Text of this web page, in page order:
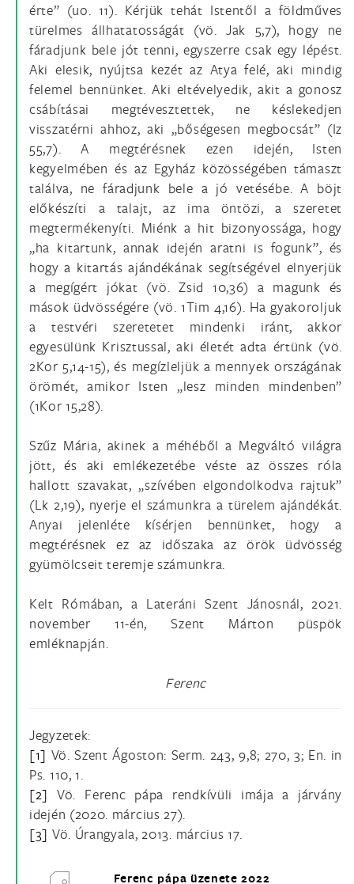
érte” (uo. 11). Kérjük tehát Istentől a földműves
türelmes állhatatosságát (vö. Jak 5,7), hogy ne
fáradjunk bele jót tenni, egyszerre csak egy lépést.
Aki elesik, nyújtsa kezét az Atya felé, aki mindig
felemel bennünket. Aki eltévelyedik, akit a gonosz
csábításai megtévesztettek, ne késlekedjen
visszatérni ahhoz, aki „bőségesen megbocsát” (Iz
55,7). A megtérésnek ezen idején, Isten
kegyelmében és az Egyház közösségében támaszt
találva, ne fáradjunk bele a jó vetésébe. A böjt
előkészíti a talajt, az ima öntözi, a szeretet
megtermékenyíti. Miénk a hit bizonyossága, hogy
„ha kitartunk, annak idején aratni is fogunk”, és
hogy a kitartás ajándékának segítségével elnyerjük
a megígért jókat (vö. Zsid 10,36) a magunk és
mások üdvösségére (vö. 1Tim 4,16). Ha gyakoroljuk
a testvéri szeretetet mindenki iránt, akkor
egyesülünk Krisztussal, aki életét adta értünk (vö.
2Kor 5,14-15), és megízleljük a mennyek országának
örömét, amikor Isten „lesz minden mindenben”
(1Kor 15,28).
Szűz Mária, akinek a méhéből a Megváltó világra
jött, és aki emlékezetébe véste az összes róla
hallott szavakat, „szívében elgondolkodva rajtuk”
(Lk 2,19), nyerje el számunkra a türelem ajándékát.
Anyai jelenléte kísérjen bennünket, hogy a
megtérésnek ez az időszaka az örök üdvösség
gyümölcseit teremje számunkra.
Kelt Rómában, a Lateráni Szent Jánosnál, 2021.
november 11-én, Szent Márton püspök
emléknapján.
Ferenc
Jegyzetek:
[1] Vö. Szent Ágoston: Serm. 243, 9,8; 270, 3; En. in
Ps. 110, 1.
[2] Vö. Ferenc pápa rendkívüli imája a járvány
idején (2020. március 27).
[3] Vö. Úrangyala, 2013. március 17.
Ferenc pápa üzenete 2022